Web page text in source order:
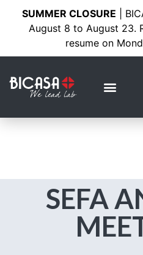
SUMMER CLOSURE |
August 8 to August 23.
resume on
SEFA